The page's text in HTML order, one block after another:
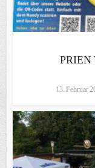
PRIEN
13. Februar